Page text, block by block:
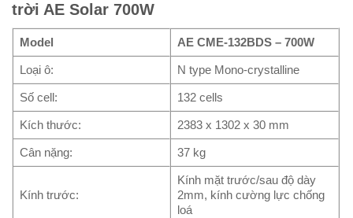
trời AE Solar 700W
Model AE CME-132BDS – 700W
Loại ô: N type Mono-crystalline
Số cell: 132 cells
Kích thước: 2383 x 1302 x 30 mm
Cân nặng: 37 kg
Kính trước:
Kính mặt trước/sau độ dày
2mm, kính cường lực chống
loá